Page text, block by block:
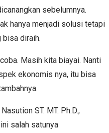
sebelumnya.
hanya menjadi solusi tetapi
bisa diraih.
Masih kita biayai. Nanti
ekonomis nya, itu bisa
ST. MT. Ph.D.,
salah satunya